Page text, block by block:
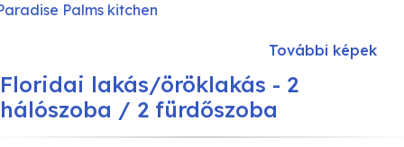
Palms kitchen
További képek
Floridai lakás/öröklakás - 2
hálószoba / 2 fürdőszoba